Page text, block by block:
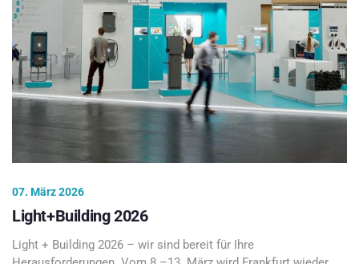
07. März 2026
Light+Building 2026
Light + Building 2026 – wir sind bereit für Ihre